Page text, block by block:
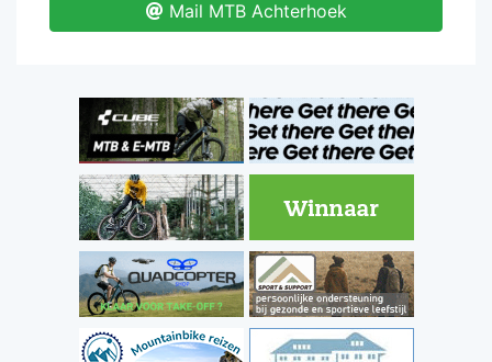
Mail MTB Achterhoek